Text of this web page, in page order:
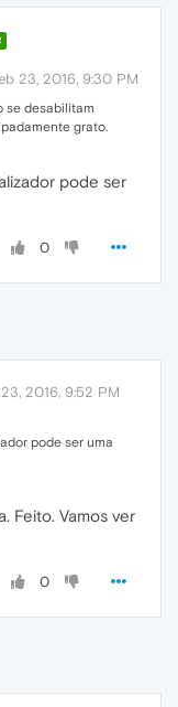
23, 2016, 9:30 PM
se desabilitam
grato.
pode ser
0
2016, 9:52 PM
pode ser uma
Feito. Vamos ver
0